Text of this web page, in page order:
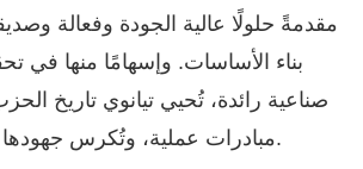
مقدمةً حلولًا عالية الجودة وفعالة
بناء الأساسات. وإسهامًا منها في
صناعية رائدة، تُحيي تيانوي تاريخ
مبادرات عملية، وتُكرس جهودها لخدمة بناء الوطن.